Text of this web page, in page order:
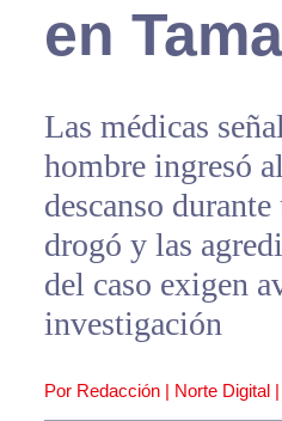
en
Las médicas
hombre ingresó
descanso
drogó y las
del caso exigen
investigación
Por Redacción | Norte Digital |